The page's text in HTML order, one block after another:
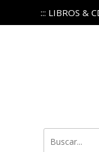
::: LIBROS &